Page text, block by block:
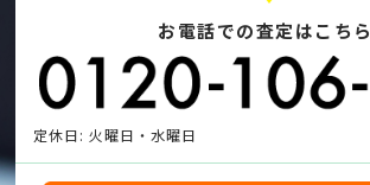
お電話での査定はこちら
定休日: 火曜日・水曜日